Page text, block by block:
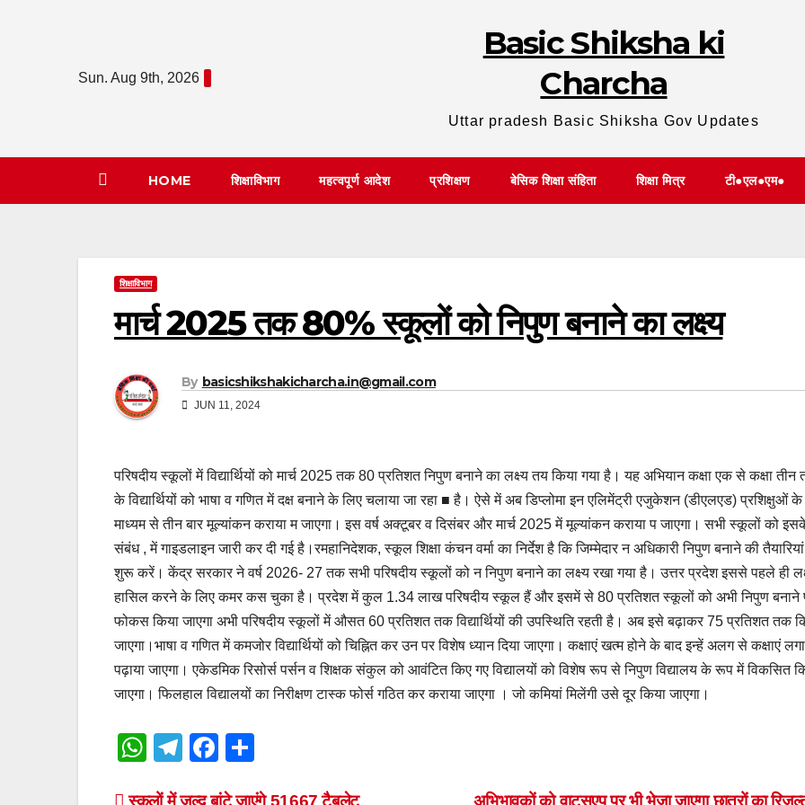
Sun. Aug 9th, 2026
Basic Shiksha ki
Charcha
Uttar pradesh Basic Shiksha Gov Updates
HOME शिक्षाविभाग महत्वपूर्ण आदेश प्रशिक्षण बेसिक शिक्षा संहिता शिक्षा मित्र टी●एल●एम●
शिक्षाविभाग
मार्च 2025 तक 80% स्कूलों को निपुण बनाने का लक्ष्य
By basicshikshakicharcha.in@gmail.com
JUN 11, 2024
परिषदीय स्कूलों में विद्यार्थियों को मार्च 2025 तक 80 प्रतिशत निपुण बनाने का लक्ष्य तय किया गया है। यह अभियान कक्षा एक से कक्षा तीन
के विद्यार्थियों को भाषा व गणित में दक्ष बनाने के लिए चलाया जा रहा ■ है। ऐसे में अब डिप्लोमा इन एलिमेंट्री एजुकेशन (डीएलएड) प्रशिक्षुओं के
माध्यम से तीन बार मूल्यांकन कराया म जाएगा। इस वर्ष अक्टूबर व दिसंबर और मार्च 2025 में मूल्यांकन कराया प जाएगा। सभी स्कूलों को
संबंध , में गाइडलाइन जारी कर दी गई है।रमहानिदेशक, स्कूल शिक्षा कंचन वर्मा का निर्देश है कि जिम्मेदार न अधिकारी निपुण बनाने की
शुरू करें। केंद्र सरकार ने वर्ष 2026- 27 तक सभी परिषदीय स्कूलों को न निपुण बनाने का लक्ष्य रखा गया है। उत्तर प्रदेश इससे पहले ही
हासिल करने के लिए कमर कस चुका है। प्रदेश में कुल 1.34 लाख परिषदीय स्कूल हैं और इसमें से 80 प्रतिशत स्कूलों को अभी निपुण बनाने
फोकस किया जाएगा अभी परिषदीय स्कूलों में औसत 60 प्रतिशत तक विद्यार्थियों की उपस्थिति रहती है। अब इसे बढ़ाकर 75 प्रतिशत तक
जाएगा।भाषा व गणित में कमजोर विद्यार्थियों को चिह्नित कर उन पर विशेष ध्यान दिया जाएगा। कक्षाएं खत्म होने के बाद इन्हें अलग से कक्षाएं
पढ़ाया जाएगा। एकेडमिक रिसोर्स पर्सन व शिक्षक संकुल को आवंटित किए गए विद्यालयों को विशेष रूप से निपुण विद्यालय के रूप में विकसित
जाएगा। फिलहाल विद्यालयों का निरीक्षण टास्क फोर्स गठित कर कराया जाएगा । जो कमियां मिलेंगी उसे दूर किया जाएगा।
W
T
F